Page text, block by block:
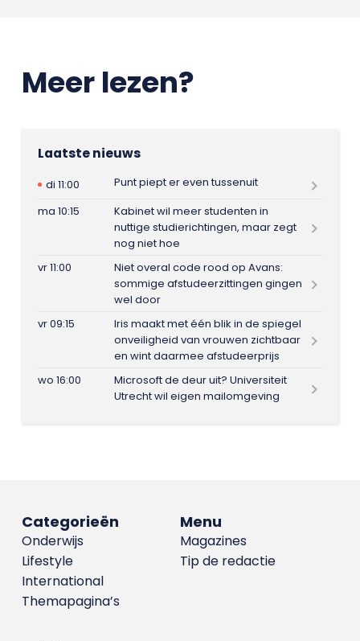
Meer lezen?
Laatste nieuws
di 11:00
Punt piept er even tussenuit
ma 10:15
Kabinet wil meer studenten in
nuttige studierichtingen, maar zegt
nog niet hoe
vr 11:00
Niet overal code rood op Avans:
sommige afstudeerzittingen gingen
wel door
vr 09:15
Iris maakt met één blik in de spiegel
onveiligheid van vrouwen zichtbaar
en wint daarmee afstudeerprijs
wo 16:00
Microsoft de deur uit? Universiteit
Utrecht wil eigen mailomgeving
Menu
Magazines
Tip de redactie
Categorieën
Onderwijs
Lifestyle
International
Themapagina’s